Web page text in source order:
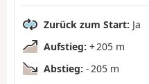
Zurück zum Start: Ja
Aufstieg: + 205 m
Abstieg: - 205 m